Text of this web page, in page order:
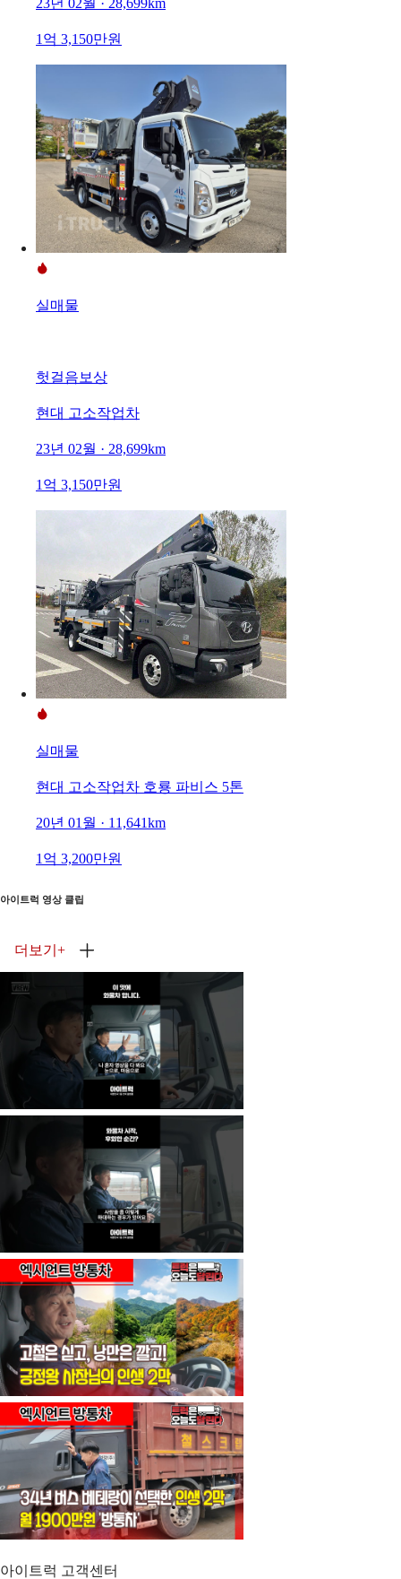
23년 02월 · 28,699km
1억 3,150만원
실매물
헛걸음보상
현대 고소작업차
23년 02월 · 28,699km
1억 3,150만원
실매물
현대 고소작업차 호룡 파비스 5톤
20년 01월 · 11,641km
1억 3,200만원
아이트럭 영상 클립
더보기 +
아이트럭 고객센터